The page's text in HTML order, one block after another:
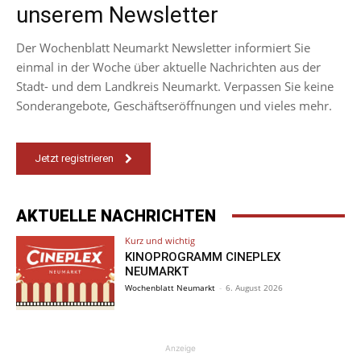
unserem Newsletter
Der Wochenblatt Neumarkt Newsletter informiert Sie
einmal in der Woche über aktuelle Nachrichten aus der
Stadt- und dem Landkreis Neumarkt. Verpassen Sie keine
Sonderangebote, Geschäftseröffnungen und vieles mehr.
Jetzt registrieren
AKTUELLE NACHRICHTEN
Kurz und wichtig
KINOPROGRAMM CINEPLEX
NEUMARKT
Wochenblatt Neumarkt - 6. August 2026
Anzeige